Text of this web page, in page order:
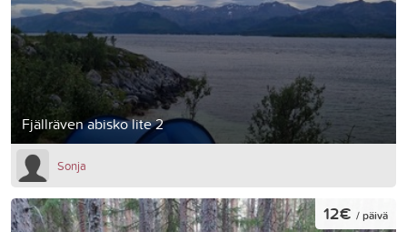
Fjällräven abisko lite 2
Sonja
12€ / päivä